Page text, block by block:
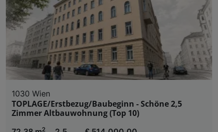
1030 Wien
TOPLAGE/Erstbezug/Baubeginn - Schöne 2,5
Zimmer Altbauwohnung (Top 10)
2